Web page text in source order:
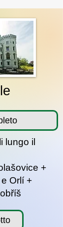
lungo il
+
Orlí +